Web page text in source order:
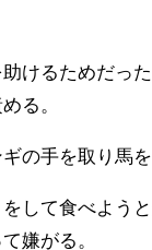
けるためだっ
る。
の手を取り馬を
して食べよう
嫌がる。